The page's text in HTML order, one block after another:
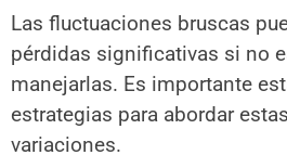
Las fluctuaciones bruscas
pérdidas significativas si no
manejarlas. Es importante
estrategias para abordar
variaciones.